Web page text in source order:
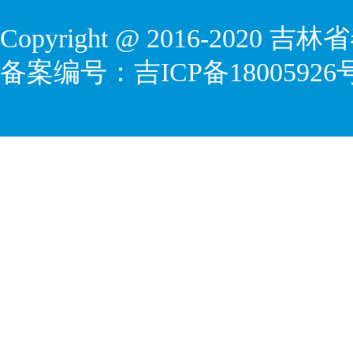
Copyright @ 2016-2020 吉林
备案编号： 吉ICP备18005926